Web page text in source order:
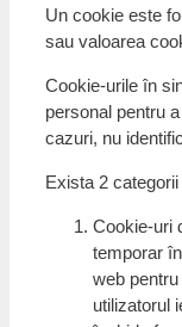
Un cookie este
sau valoarea
Cookie-urile în
personal pentru
cazuri, nu
Exista 2
Cookie-uri
temporar
web
utilizatorul